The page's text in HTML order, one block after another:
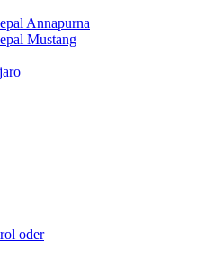
Annapurna
Mustang
oder